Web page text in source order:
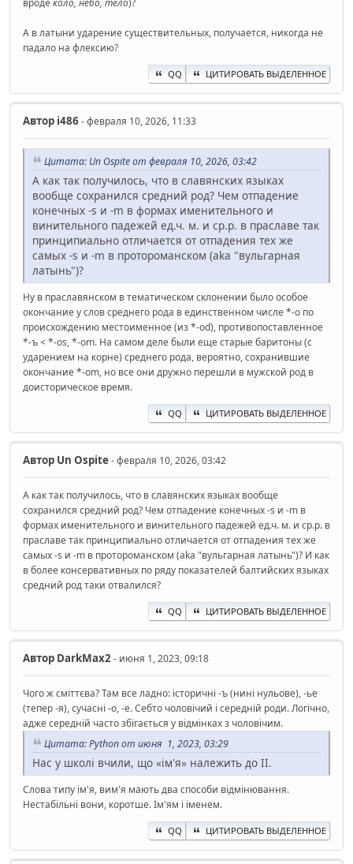
А в латыни ударение существительных, получается, никогда не
падало на флексию?
QQ ЦИТИРОВАТЬ ВЫДЕЛЕННОЕ
Автор i486- февраля 10, 2026, 11:33
Цитата: Un Ospite от февраля 10, 2026, 03:42
А как так получилось, что в славянских языках
вообще сохранился средний род? Чем отпадение
конечных -s и -m в формах именительного и
винительного падежей ед.ч. м. и ср.р. в праславе так
принципиально отличается от отпадения тех же
самых -s и -m в протороманском (aka "вульгарная
латынь")?
Ну в праславянском в тематическом склонении было особое
окончание у слов среднего рода в единственном числе *-о по
происхождению местоименное (из *-od), противопоставленное
*-ъ < *-os, *-om. На самом деле были еще старые баритоны (с
ударением на корне) среднего рода, вероятно, сохранившие
окончание *-om, но все они дружно перешли в мужской род в
доисторическое время.
QQ ЦИТИРОВАТЬ ВЫДЕЛЕННОЕ
Автор Un Ospite- февраля 10, 2026, 03:42
А как так получилось, что в славянских языках вообще
сохранился средний род? Чем отпадение конечных -s и -m в
формах именительного и винительного падежей ед.ч. м. и ср.р. в
праславе так принципиально отличается от отпадения тех же
самых -s и -m в протороманском (aka "вульгарная латынь")? И как
в более консервативных по ряду показателей балтийских языках
средний род таки отвалился?
QQ ЦИТИРОВАТЬ ВЫДЕЛЕННОЕ
Автор DarkMax2- июня 1, 2023, 09:18
Чого ж сміттєва? Там все ладно: історичні -ъ (нині нульове), -ье
(тепер -я), сучасні -о, -е. Себто чоловічий і середній роди. Логічно,
адже середній часто збігається у відмінках з чоловічим.
Цитата: Python от июня 1, 2023, 03:29
Нас у школі вчили, що «ім'я» належить до ІІ.
Слова типу ім'я, вим'я мають два способи відмінювання.
Нестабільні вони, коротше. Ім'ям і іменем.
QQ ЦИТИРОВАТЬ ВЫДЕЛЕННОЕ